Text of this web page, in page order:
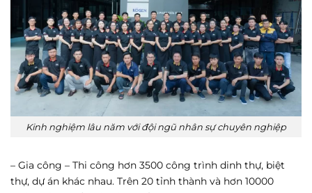
Kinh nghiệm lâu năm với đội ngũ nhân sự chuyên nghiệp
– Gia công – Thi công hơn 3500 công trình dinh thự, biệt
thự, dự án khác nhau. Trên 20 tỉnh thành và hơn 10000